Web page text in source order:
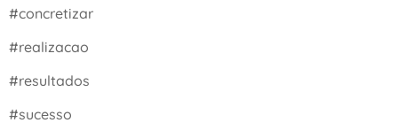
#concretizar
#realizacao
#resultados
#sucesso